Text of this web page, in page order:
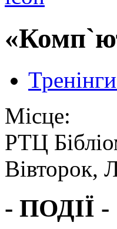
Місце:
РТЦ
Вівторок,
- ПОДІЇ -